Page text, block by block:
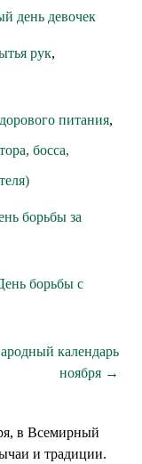
день девочек
рук,
питания,
босса,
борьбы за
борьбы с
календарь
ноября →
в Всемирный
и традиции.